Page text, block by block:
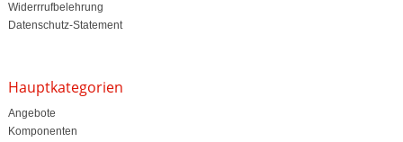
Widerrrufbelehrung
Datenschutz-Statement
Hauptkategorien
Angebote
Komponenten